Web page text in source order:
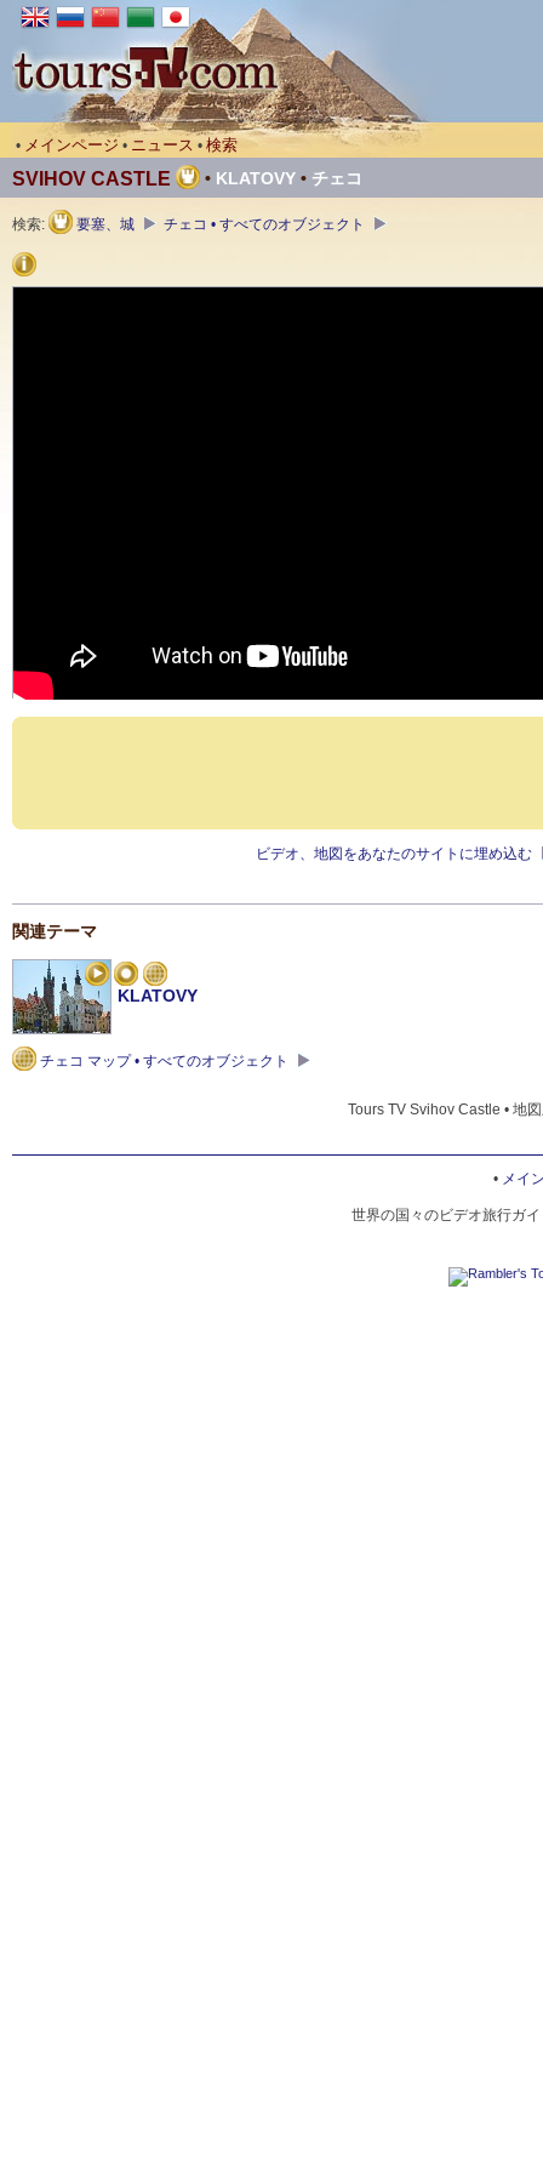
• メインページ • ニュース • 検索
SVIHOV CASTLE • KLATOVY • チェコ
検索: 要塞、城 チェコ • すべてのオブジェクト
ビデオ、地図をあなたのサイトに埋め込む
関連テーマ
KLATOVY
チェコ マップ • すべてのオブジェクト
Tours TV Svihov Castle • 地
• メイ
世界の国々のビデオ旅行ガ